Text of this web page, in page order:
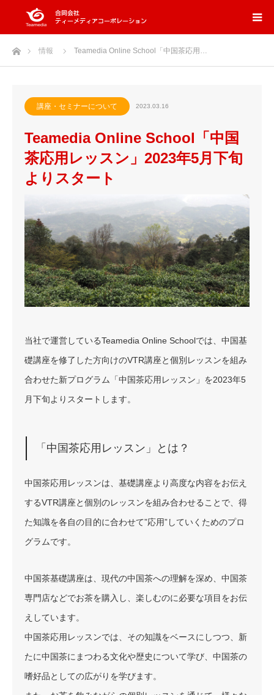
ホーム情報 Teamedia Online School「中国茶応用…
講座・セミナーについて 2023.03.16
Teamedia Online School「中国
茶応用レッスン」2023年5月下旬
よりスタート
当社で運営しているTeamedia Online Schoolでは、中国基
礎講座を修了した方向けのVTR講座と個別レッスンを組み
合わせた新プログラム「中国茶応用レッスン」を2023年5
月下旬よりスタートします。
「中国茶応用レッスン」とは？
中国茶応用レッスンは、基礎講座より高度な内容をお伝え
するVTR講座と個別のレッスンを組み合わせることで、得
た知識を各自の目的に合わせて”応用”していくためのプロ
グラムです。
中国茶基礎講座は、現代の中国茶への理解を深め、中国茶
専門店などでお茶を購入し、楽しむのに必要な項目をお伝
えしています。
中国茶応用レッスンでは、その知識をベースにしつつ、新
たに中国茶にまつわる文化や歴史について学び、中国茶の
嗜好品としての広がりを学びます。